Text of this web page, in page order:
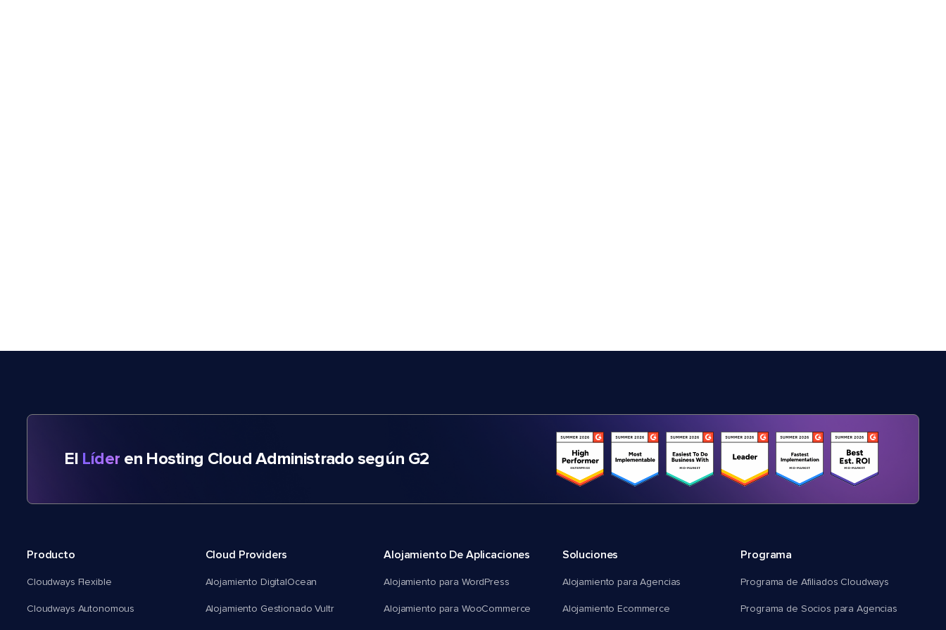
El Líder en Hosting Cloud Administrado según G2
Producto
Cloudways Flexible
Cloudways Autonomous
Cloud Providers
Alojamiento DigitalOcean
Alojamiento Gestionado Vultr
Alojamiento De Aplicaciones
Alojamiento para WordPress
Alojamiento para WooCommerce
Soluciones
Alojamiento para Agencias
Alojamiento Ecommerce
Programa
Programa de Afiliados Cloudways
Programa de Socios para Agencias